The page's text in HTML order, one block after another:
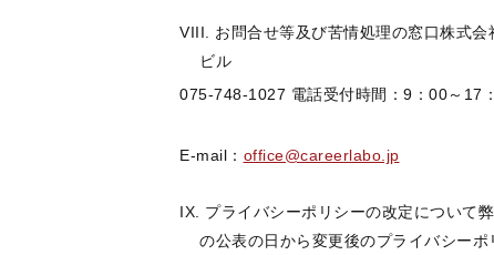
お問合せ等及び苦情処理の窓口株式
ビル
075-748-1027 電話受付時間： 9 ： 00～ 17
E-mail： office@careerlabo.jp
プライバシーポリシーの改定について
の公表の日から変更後のプライバシーポ